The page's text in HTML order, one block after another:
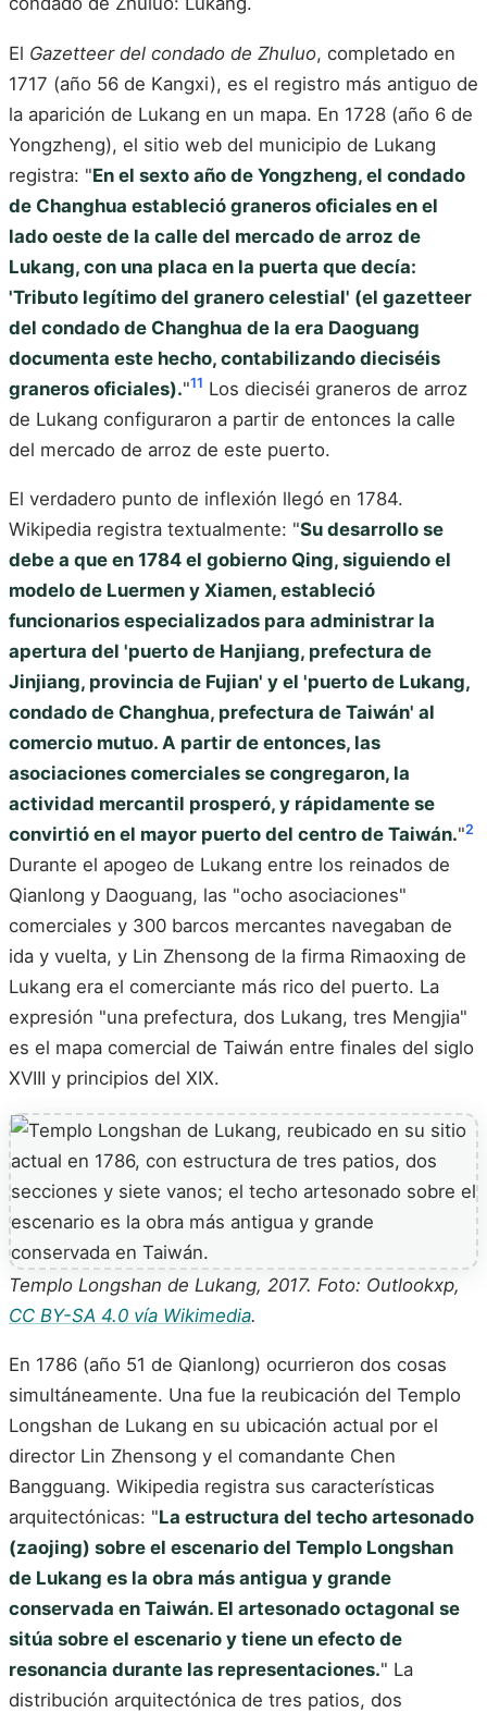
El Gazetteer del condado de Zhuluo, completado en
1717 (año 56 de Kangxi), es el registro más antiguo de
la aparición de Lukang en un mapa. En 1728 (año 6 de
Yongzheng), el sitio web del municipio de Lukang
registra: "En el sexto año de Yongzheng, el condado
de Changhua estableció graneros oficiales en el
lado oeste de la calle del mercado de arroz de
Lukang, con una placa en la puerta que decía:
'Tributo legítimo del granero celestial' (el gazetteer
del condado de Changhua de la era Daoguang
documenta este hecho, contabilizando dieciséis
graneros oficiales)."11 Los dieciséi graneros de arroz
de Lukang configuraron a partir de entonces la calle
del mercado de arroz de este puerto.
El verdadero punto de inflexión llegó en 1784.
Wikipedia registra textualmente: "Su desarrollo se
debe a que en 1784 el gobierno Qing, siguiendo el
modelo de Luermen y Xiamen, estableció
funcionarios especializados para administrar la
apertura del 'puerto de Hanjiang, prefectura de
Jinjiang, provincia de Fujian' y el 'puerto de Lukang,
condado de Changhua, prefectura de Taiwán' al
comercio mutuo. A partir de entonces, las
asociaciones comerciales se congregaron, la
actividad mercantil prosperó, y rápidamente se
convirtió en el mayor puerto del centro de Taiwán."2
Durante el apogeo de Lukang entre los reinados de
Qianlong y Daoguang, las "ocho asociaciones"
comerciales y 300 barcos mercantes navegaban de
ida y vuelta, y Lin Zhensong de la firma Rimaoxing de
Lukang era el comerciante más rico del puerto. La
expresión "una prefectura, dos Lukang, tres Mengjia"
es el mapa comercial de Taiwán entre finales del siglo
XVIII y principios del XIX.
Templo Longshan de Lukang, 2017. Foto: Outlookxp,
CC BY-SA 4.0 vía Wikimedia.
En 1786 (año 51 de Qianlong) ocurrieron dos cosas
simultáneamente. Una fue la reubicación del Templo
Longshan de Lukang en su ubicación actual por el
director Lin Zhensong y el comandante Chen
Bangguang. Wikipedia registra sus características
arquitectónicas: "La estructura del techo artesonado
(zaojing) sobre el escenario del Templo Longshan
de Lukang es la obra más antigua y grande
conservada en Taiwán. El artesonado octagonal se
sitúa sobre el escenario y tiene un efecto de
resonancia durante las representaciones." La
distribución arquitectónica de tres patios, dos